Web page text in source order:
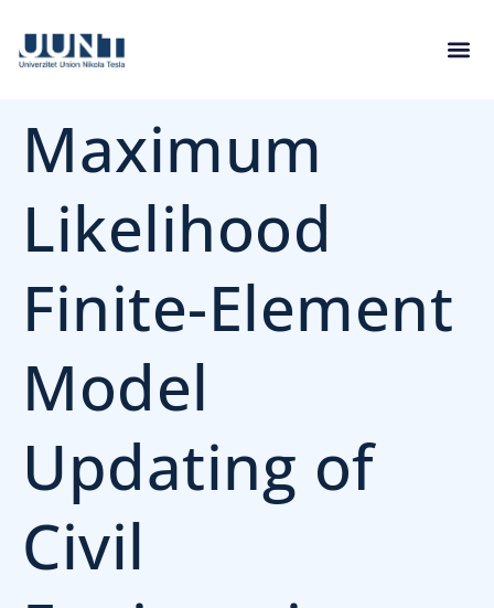
Maximum
Likelihood
Finite-Element
Model
Updating of
Civil